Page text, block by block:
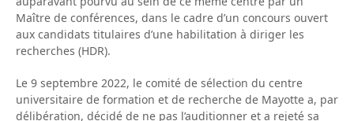
Maître de conférences, dans le cadre d’un concours ouvert
aux candidats titulaires d’une habilitation à diriger les
recherches (HDR).
Le 9 septembre 2022, le comité de sélection du centre
universitaire de formation et de recherche de Mayotte a, par
délibération, décidé de ne pas l’auditionner et a rejeté sa